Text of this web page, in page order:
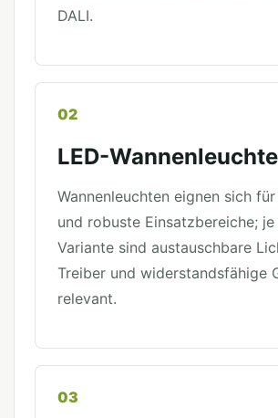
DALI.
02
LED-
Wannenleuchten eignen sich
und robuste Einsatzbereiche; je
Variante sind austauschbare
Treiber und widerstandsfähige
relevant.
03